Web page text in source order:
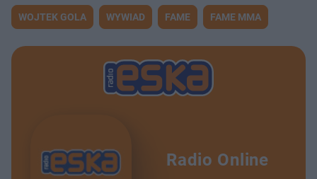
WOJTEK GOLA WYWIAD FAME FAME MMA
Radio Online